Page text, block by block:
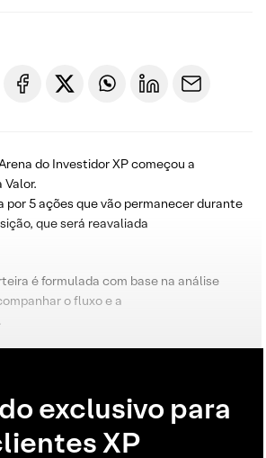
do Investidor XP começou a
por 5 ações que vão permanecer durante
que será reavaliada
é formulada com base na análise
o fluxo e a
exclusivo para
XP